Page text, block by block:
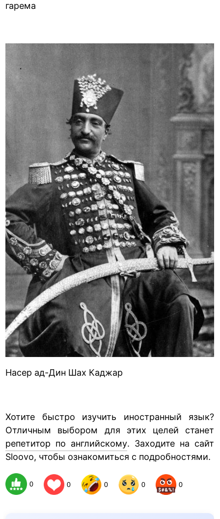
гарема
Насер ад-Дин Шах Каджар
Хотите быстро изучить иностранный язык?
Отличным выбором для этих целей станет
репетитор по английскому. Заходите на сайт
Sloovo, чтобы ознакомиться с подробностями.
0 0 0 0 0